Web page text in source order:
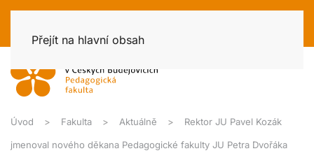
Přejít na hlavní obsah
Úvod Fakulta Aktuálně Rektor JU Pavel Kozák
jmenoval nového děkana Pedagogické fakulty JU Petra Dvořáka